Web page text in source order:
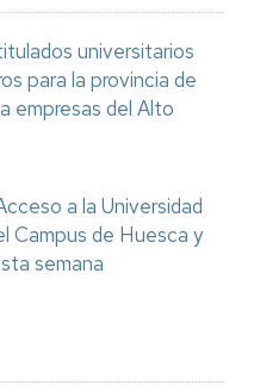
universitarios
para la provincia de
empresas del Alto
a la Universidad
Campus de Huesca y
semana